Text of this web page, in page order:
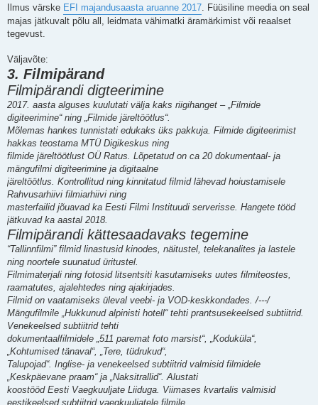
s
i
t
u
Ilmus värske EFI majandusaasta aruanne 2017 . Füüsiline meedia on seal
majas jätkuvalt põlu all, leidmata vähimatki äramärkimist või reaalset
tegevust.
Väljavõte:
3. Filmipärand
Filmipärandi digteerimine
2017. aasta alguses kuulutati välja kaks riigihanget – „Filmide
digiteerimine“ ning „Filmide järeltöötlus“.
Mõlemas hankes tunnistati edukaks üks pakkuja. Filmide digiteerimist
hakkas teostama MTÜ Digikeskus ning
filmide järeltöötlust OÜ Ratus. Lõpetatud on ca 20 dokumentaal- ja
mängufilmi digiteerimine ja digitaalne
järeltöötlus. Kontrollitud ning kinnitatud filmid lähevad hoiustamisele
Rahvusarhiivi filmiarhiivi ning
masterfailid jõuavad ka Eesti Filmi Instituudi serverisse. Hangete tööd
jätkuvad ka aastal 2018.
Filmipärandi kättesaadavaks tegemine
“Tallinnfilmi” filmid linastusid kinodes, näitustel, telekanalites ja lastele
ning noortele suunatud üritustel.
Filmimaterjali ning fotosid litsentsiti kasutamiseks uutes filmiteostes,
raamatutes, ajalehtedes ning ajakirjades.
Filmid on vaatamiseks üleval veebi- ja VOD-keskkondades. /---/
Mängufilmile „Hukkunud alpinisti hotell“ tehti prantsusekeelsed subtiitrid.
Venekeelsed subtiitrid tehti
dokumentaalfilmidele „511 paremat foto marsist“, „Koduküla“,
„Kohtumised tänaval“, „Tere, tüdrukud“,
Talupojad“. Inglise- ja venekeelsed subtiitrid valmisid filmidele
„Keskpäevane praam“ ja „Naksitrallid“. Alustati
koostööd Eesti Vaegkuuljate Liiduga. Viimases kvartalis valmisid
eestikeelsed subtiitrid vaegkuuljatele filmile